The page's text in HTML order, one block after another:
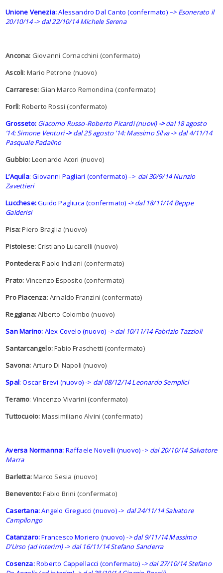
Unione Venezia:Alessandro Dal Canto (confermato) –> Esonerato il
20/10/14 -> dal 22/10/14 Michele Serena
Ancona: Giovanni Cornacchini (confermato)
Ascoli: Mario Petrone (nuovo)
Carrarese: Gian Marco Remondina (confermato)
Forlì: Roberto Rossi (confermato)
Grosseto: Giacomo Russo-Roberto Picardi (nuovi) ->dal 18 agosto
’14: Simone Venturi->dal 25 agosto ’14: Massimo Silva -> dal 4/11/14
Pasquale Padalino
Gubbio: Leonardo Acori (nuovo)
L’Aquila: Giovanni Pagliari (confermato) –> dal 30/9/14 Nunzio
Zavettieri
Lucchese:Guido Pagliuca (confermato) -> dal 18/11/14 Beppe
Galderisi
Pisa:Piero Braglia (nuovo)
Pistoiese:Cristiano Lucarelli (nuovo)
Pontedera:Paolo Indiani (confermato)
Prato: Vincenzo Esposito (confermato)
Pro Piacenza: Arnaldo Franzini (confermato)
Reggiana:Alberto Colombo (nuovo)
San Marino: Alex Covelo (nuovo) -> dal 10/11/14 Fabrizio Tazzioli
Santarcangelo:Fabio Fraschetti (confermato)
Savona: Arturo Di Napoli (nuovo)
Spal: Oscar Brevi (nuovo) -> dal 08/12/14 Leonardo Semplici
Teramo: Vincenzo Vivarini (confermato)
Tuttocuoio: Massimiliano Alvini (confermato)
Aversa Normanna: Raffaele Novelli (nuovo) -> dal 20/10/14 Salvatore
Marra
Barletta:Marco Sesia (nuovo)
Benevento:Fabio Brini (confermato)
Casertana:Angelo Gregucci (nuovo) -> dal 24/11/14 Salvatore
Campilongo
Catanzaro:Francesco Moriero (nuovo) -> dal 9/11/14 Massimo
D’Urso (ad interim) -> dal 16/11/14 Stefano Sanderra
Cosenza:Roberto Cappellacci (confermato) -> dal 27/10/14 Stefano